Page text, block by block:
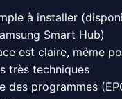
à installer
Smart Hub)
est claire, même
très techniques
des programmes